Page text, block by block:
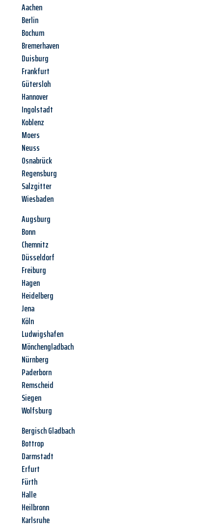
Aachen
Berlin
Bochum
Bremerhaven
Duisburg
Frankfurt
Gütersloh
Hannover
Ingolstadt
Koblenz
Moers
Neuss
Osnabrück
Regensburg
Salzgitter
Wiesbaden
Augsburg
Bonn
Chemnitz
Düsseldorf
Freiburg
Hagen
Heidelberg
Jena
Köln
Ludwigshafen
Mönchengladbach
Nürnberg
Paderborn
Remscheid
Siegen
Wolfsburg
Bergisch Gladbach
Bottrop
Darmstadt
Erfurt
Fürth
Halle
Heilbronn
Karlsruhe